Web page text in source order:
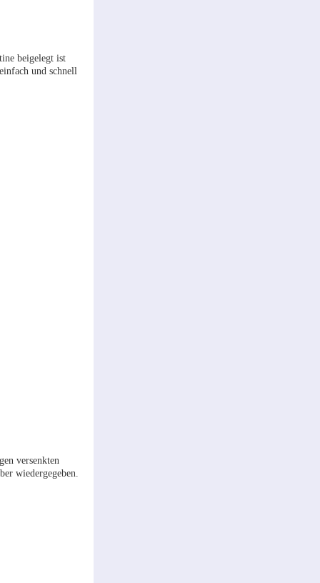
beigelegt ist
und schnell
versenkten
wiedergegeben.